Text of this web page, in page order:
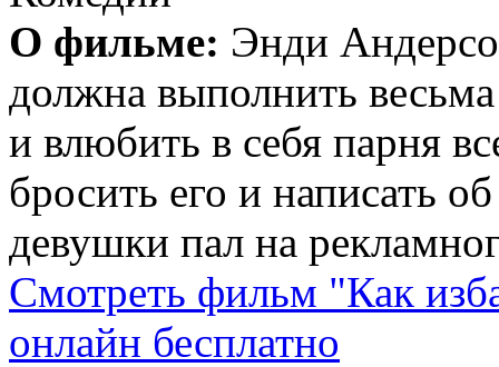
О фильме: Энди
должна выполнить
и влюбить в себя парня
бросить его и написать
девушки пал на
Смотреть фильм "Как
онлайн бесплатно